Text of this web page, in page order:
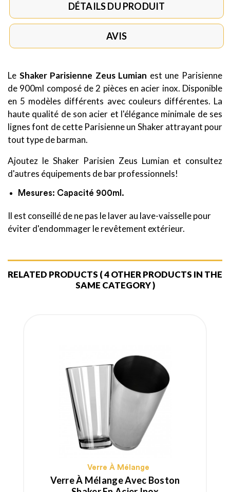
DÉTAILS DU PRODUIT
AVIS
Le Shaker Parisienne Zeus Lumian est une Parisienne
de 900ml composé de 2 pièces en acier inox. Disponible
en 5 modèles différents avec couleurs différentes. La
haute qualité de son acier et l'élégance minimale de ses
lignes font de cette Parisienne un Shaker attrayant pour
tout type de barman.
Ajoutez le Shaker Parisien Zeus Lumian et consultez
d'autres équipements de bar professionnels!
Mesures: Capacité 900ml.
Il est conseillé de ne pas le laver au lave-vaisselle pour
éviter d'endommager le revêtement extérieur.
RELATED PRODUCTS ( 4 OTHER PRODUCTS IN THE
SAME CATEGORY )
Verre À Mélange
Verre À Mélange Avec Boston